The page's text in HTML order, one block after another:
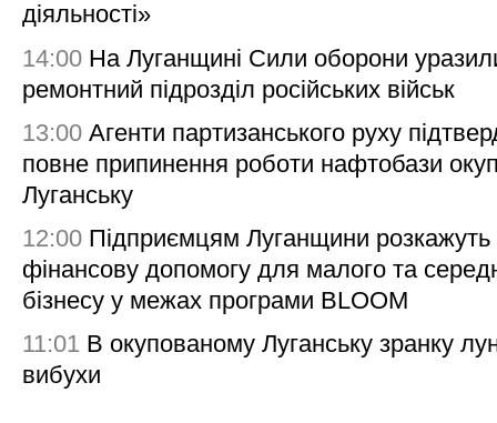
діяльності»
14:00 На Луганщині Сили оборони
ремонтний підрозділ російських військ
13:00 Агенти партизанського руху
повне припинення роботи нафтобази
Луганську
12:00 Підприємцям Луганщини розкажуть
фінансову допомогу для малого та
бізнесу у межах програми BLOOM
11:01 В окупованому Луганську зранку
вибухи